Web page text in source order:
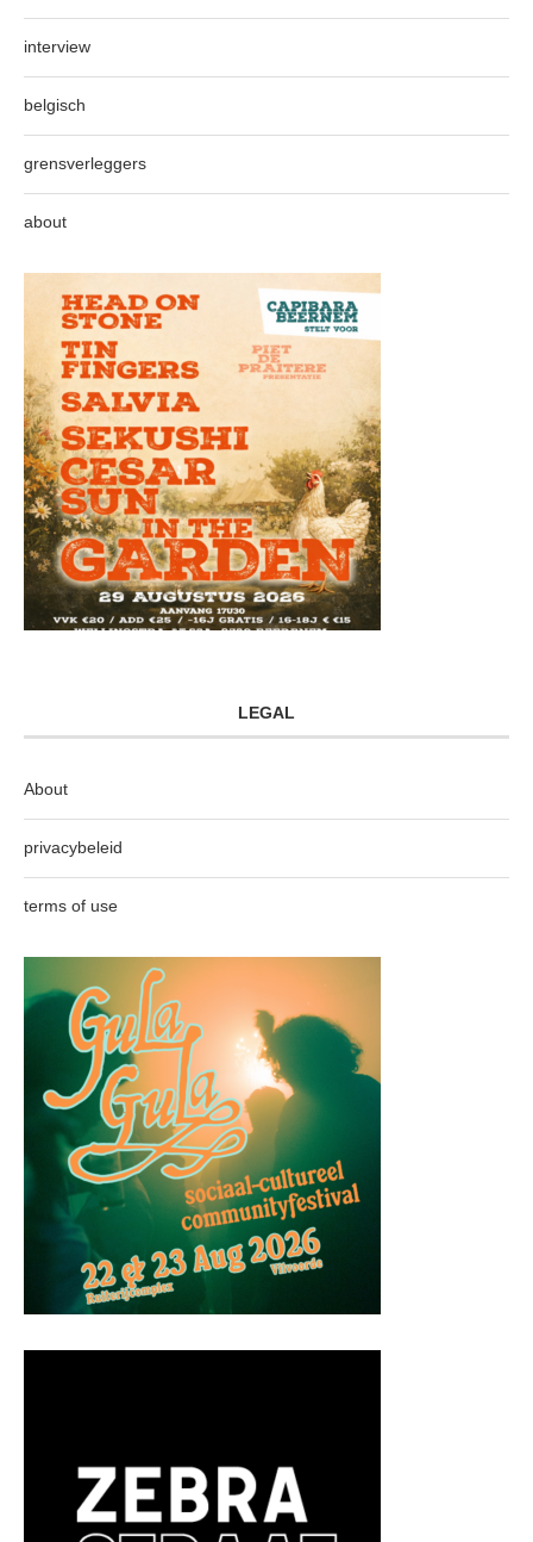
interview
belgisch
grensverleggers
about
LEGAL
About
privacybeleid
terms of use